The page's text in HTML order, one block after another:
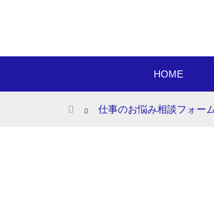
HOME
ホーム仕事のお悩み相談フォーム